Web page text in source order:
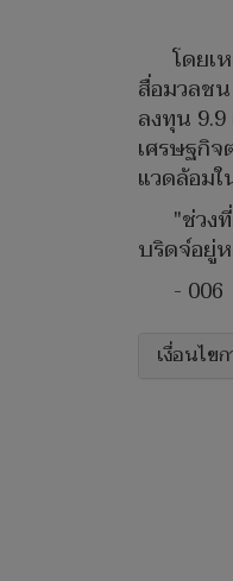
โดยเ
สื่อมวลช
ลงทุน
เศรษฐกิจ
แวดล้อม
"ช่วง
บริดจ์อยู่
- 006
เงื่อนไข